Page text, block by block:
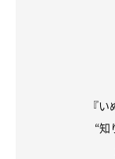
『
“知